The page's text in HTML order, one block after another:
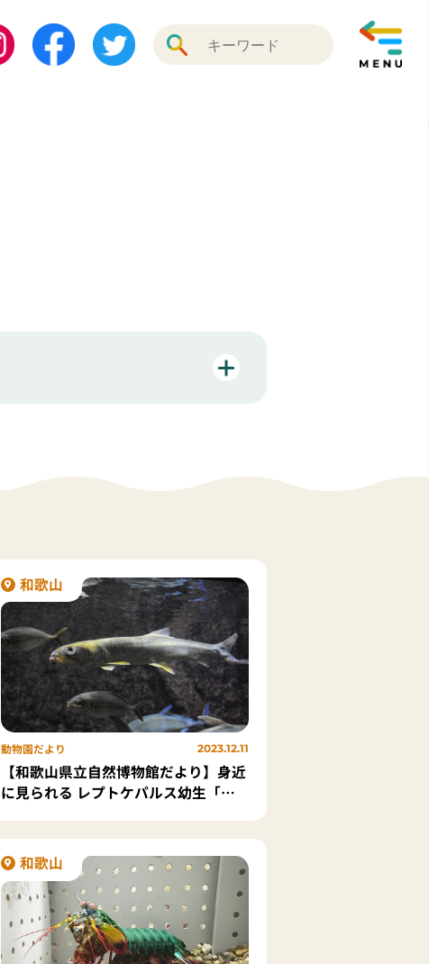
和歌山
動物園だより 2023.12.11
【和歌山県立自然博物館だより】身近
に見られる レプトケパルス幼生「カ
和歌山